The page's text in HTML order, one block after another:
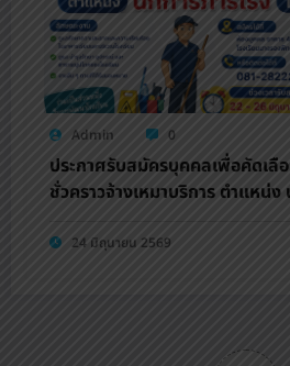
Admin 0
ประกาศรับสมัครบุคคลเพื่อคัดเลื
ชั่วคราวจ้างเหมาบริการ ตำแหน่ง
24 มิถุนายน 2569